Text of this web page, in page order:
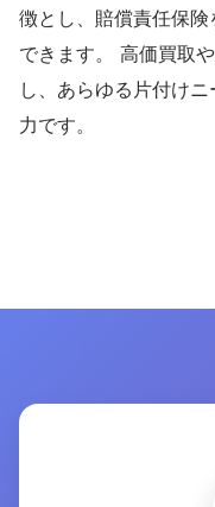
徴とし、賠償責任保
できます。 高価買取
し、あらゆる片付け
力です。